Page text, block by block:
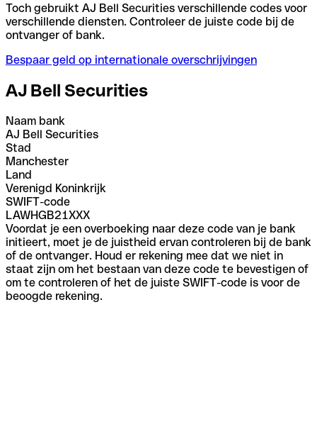
Toch gebruikt AJ Bell Securities verschillende codes voor
verschillende diensten. Controleer de juiste code bij de
ontvanger of bank.
Bespaar geld op internationale overschrijvingen
AJ Bell Securities
Naam bank
AJ Bell Securities
Stad
Manchester
Land
Verenigd Koninkrijk
SWIFT-code
LAWHGB21XXX
Voordat je een overboeking naar deze code van je bank
initieert, moet je de juistheid ervan controleren bij de bank
of de ontvanger. Houd er rekening mee dat we niet in
staat zijn om het bestaan van deze code te bevestigen of
om te controleren of het de juiste SWIFT-code is voor de
beoogde rekening.